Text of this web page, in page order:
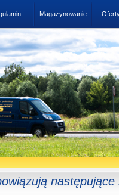
Magazynowanie
następujące